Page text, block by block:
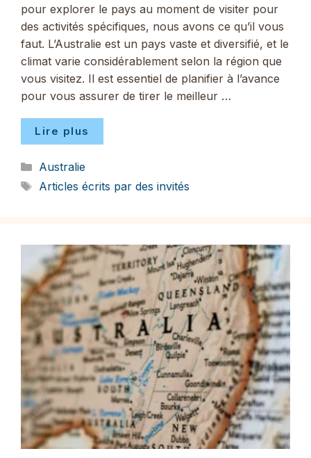
pour explorer le pays au moment de visiter pour
des activités spécifiques, nous avons ce qu’il vous
faut. L’Australie est un pays vaste et diversifié, et le
climat varie considérablement selon la région que
vous visitez. Il est essentiel de planifier à l’avance
pour vous assurer de tirer le meilleur …
Lire plus
Catégories
Australie
Étiquettes
Articles écrits par des invités